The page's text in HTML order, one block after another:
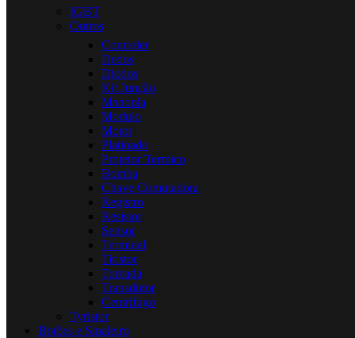
IGBT
Outros
Controler
Dedos
Diodos
Kit Junção
Manopla
Modulo
Motor
Platinado
Protetor Termico
Bomba
Chave Comutadora
Registro
Resistor
Sensor
Terminal
Tiristor
Tomada
Transdutor
Centrifugo
Tyristor
Botões e Sinaleiro